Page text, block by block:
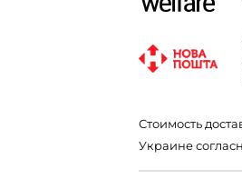
Стоимость
Украине